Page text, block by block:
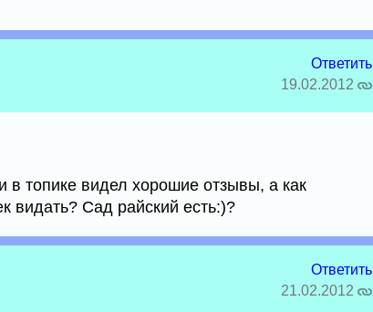
Ответить
19.02.2012
в топике видел хорошие отзывы, а как
видать? Сад райский есть:)?
Ответить
21.02.2012